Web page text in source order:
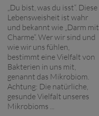
„Du bist, was du isst“. Diese
Lebensweisheit ist wahr
und bekannt wie „Darm mit
Charme“. Wer wir sind und
wie wir uns fühlen,
bestimmt eine Vielfalt von
Bakterien in uns mit,
genannt das Mikrobiom.
Achtung: Die natürliche,
gesunde Vielfalt unseres
Mikrobioms ...